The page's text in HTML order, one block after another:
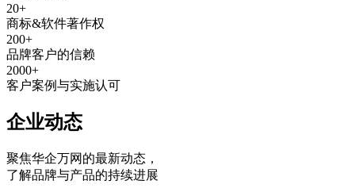
20+
商标&软件著作权
200+
品牌客户的信赖
2000+
客户案例与实施认可
企业动态
聚焦华企万网的最新动态 ，
了解品牌与产品的持续进展